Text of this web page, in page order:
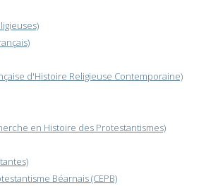
d'Histoire Religieuse Contemporaine)
en Histoire des Protestantismes)
Béarnais (CEPB)